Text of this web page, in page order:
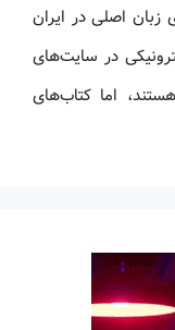
زبان اصلی در ایران
در سایت‌های
اما کتاب‌های